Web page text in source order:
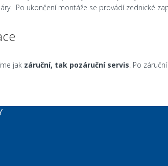
Po ukončení montáže se provádí zednické
jak záruční, tak pozáruční servis. Po